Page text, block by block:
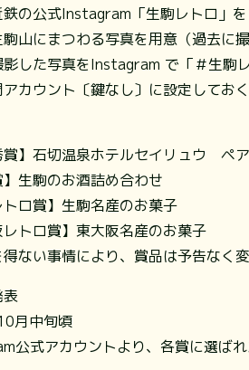
鉄の公式Instagram「生駒レトロ」
駒山にまつわる写真を用意（過去に
影した写真をInstagram で「＃生駒
カウント〔鍵なし〕に設定しておく
賞】石切温泉ホテルセイリュウ ペ
】生駒のお酒詰め合わせ
トロ賞】生駒名産のお菓子
レトロ賞】東大阪名産のお菓子
ない事情により、賞品は予告なく変
月中旬頃
公式アカウントより、各賞に選ば